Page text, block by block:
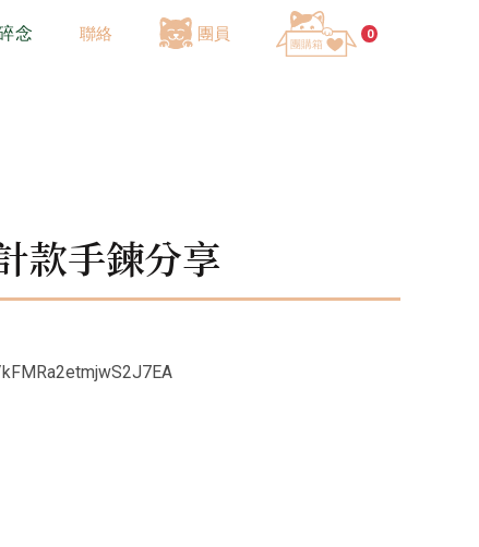
念 聯絡 團員 0
款手鍊分享